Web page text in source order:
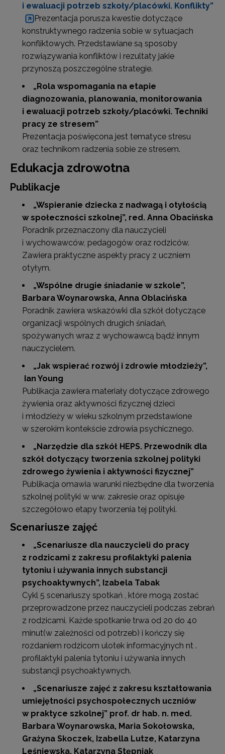
i ewaluacji potrzeb szkoły/placówki. Konflikty”
Prezentacja porusza kwestie dotyczące
konstruktywnego radzenia sobie w sytuacjach
konfliktowych. Przedstawiane są sposoby
rozwiązywania konfliktów i rezultaty jakie
przynoszą poszczególne strategie.
„Rola wspomagania na etapie
diagnozowania, planowania, monitorowania
i ewaluacji potrzeb szkoły/placówki. Techniki
pracy ze stresem”
Prezentacja poświęcona jest tematyce stresu
oraz technikom radzenia sobie ze stresem.
Edukacja zdrowotna
Publikacje
„Wspieranie dziecka z nadwagą i otyłością
w społeczności szkolnej”, red. Anna Obacińska
Poradnik przeznaczony dla nauczycieli
i wychowawców, pedagogów oraz rodziców.
Zawiera praktyczne aspekty pracy z uczniem
otyłym.
„Wspólne drugie śniadanie w szkole”,
Barbara Woynarowska, Anna Oblacińska
Poradnik zawiera wskazówki dla szkół dotyczące
organizacji wspólnych drugich śniadań,
spożywanych wraz z wychowawcą bądź innym
nauczycielem.
„Jak wspierać rozwój i zdrowie młodzieży”,
Ian Young
Publikacja zawiera materiały dotyczące zdrowego
żywienia oraz aktywności fizycznej dzieci
i młodzieży w wieku szkolnym przedstawione
w szerokim kontekście zdrowia psychicznego.
„Narzędzie dla szkół HEPS. Przewodnik dla
szkół dotyczący tworzenia szkolnej polityki
zdrowego żywienia i aktywności fizycznej”
Publikacja omawia warunki niezbędne dla tworzenia
szkolnej polityki w ww. zakresie oraz opisuje
szczegółowo etapy tworzenia tej polityki.
Scenariusze zajęć
„Scenariusze dla nauczycieli do pracy
z rodzicami z zakresu profilaktyki palenia
tytoniu i używania innych substancji
psychoaktywnych”, Izabela Tabak
Cykl 5 scenariuszy spotkań , które mogą zostać
przeprowadzone przez nauczycieli podczas zebrań
z rodzicami. Każde spotkanie trwa od 20 do 40
minut(w zależności od potrzeb) i kończy się
rozdaniem rodzicom ulotek informacyjnych nt .
profilaktyki palenia tytoniu i używania innych
substancji psychoaktywnych.
„Scenariusze zajęć z zakresu kształtowania
umiejętności psychospołecznych uczniów
w praktyce szkolnej” prof. dr hab. n. med.
Barbara Woynarowska, Maria Sokołowska,
Grażyna Skoczek, Izabella Lutze, Katarzyna
Leśniewska, Katarzyna Stępniak